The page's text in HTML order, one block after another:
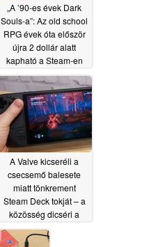
„A ’90-es évek Dark
Souls-a”: Az old school
RPG évek óta először
újra 2 dollár alatt
kapható a Steam-en
06/17/2026
A Valve kicseréli a
csecsemő balesete
miatt tönkrement
Steam Deck tokját – a
közösség dicséri a
nagylelkűséget
06/17/2026